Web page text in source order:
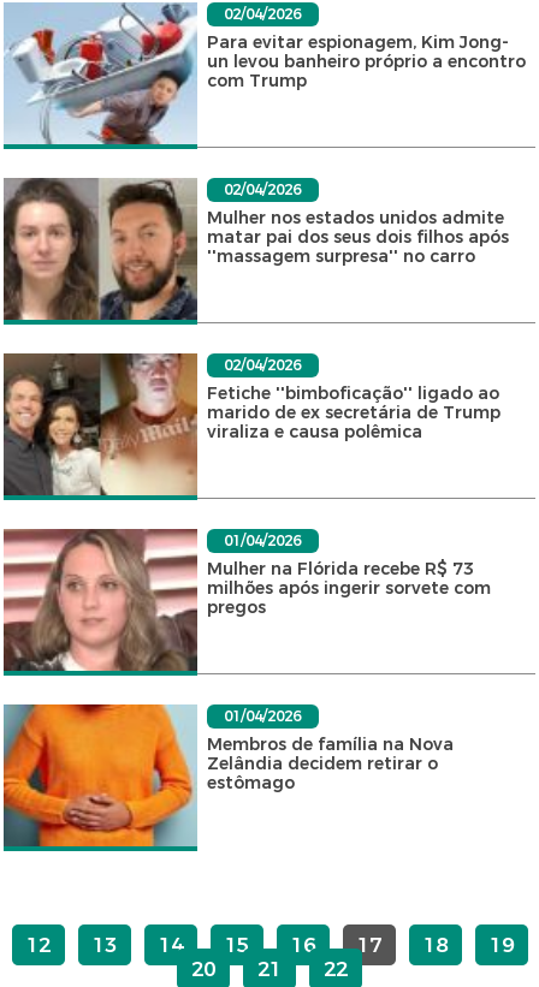
02/04/2026
Para evitar espionagem, Kim Jong-
un levou banheiro próprio a encontro
com Trump
02/04/2026
Mulher nos estados unidos admite
matar pai dos seus dois filhos após
''massagem surpresa'' no carro
02/04/2026
Fetiche ''bimboficação'' ligado ao
marido de ex secretária de Trump
viraliza e causa polêmica
01/04/2026
Mulher na Flórida recebe R$ 73
milhões após ingerir sorvete com
pregos
01/04/2026
Membros de família na Nova
Zelândia decidem retirar o
estômago
12 13 14 15 16 17 18
19
20
21 22